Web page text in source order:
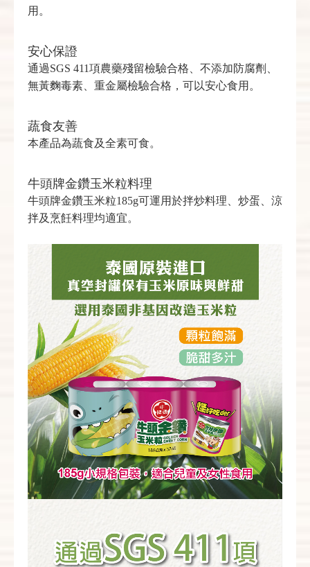
用。
安心保證
通過SGS 411項農藥殘留檢驗合格、不添加防腐劑、
無黃麴毒素、重金屬檢驗合格，可以安心食用。
蔬食友善
本產品為蔬食及全素可食。
牛頭牌金鑽玉米粒料理
牛頭牌金鑽玉米粒185g可運用於拌炒料理、炒蛋、涼
拌及烹飪料理均適宜。